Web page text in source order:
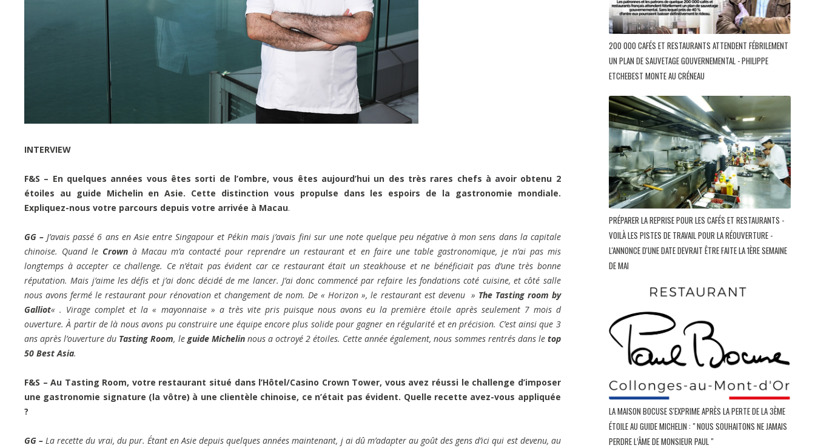
INTERVIEW
F&S – En quelques années vous êtes sorti de l’ombre, vous êtes aujourd’hui un des très rares chefs à avoir obtenu 2
étoiles au guide Michelin en Asie. Cette distinction vous propulse dans les espoirs de la gastronomie mondiale.
Expliquez-nous votre parcours depuis votre arrivée à Macau.
GG – J’avais passé 6 ans en Asie entre Singapour et Pékin mais j’avais fini sur une note quelque peu négative à mon sens dans la capitale
chinoise. Quand leCrown à Macau m’a contacté pour reprendre un restaurant et en faire une table gastronomique, je n’ai pas mis
longtemps à accepter ce challenge. Ce n’était pas évident car ce restaurant était un steakhouse et ne bénéficiait pas d’une très bonne
réputation. Mais j’aime les défis et j’ai donc décidé de me lancer. J’ai donc commencé par refaire les fondations coté cuisine, et côté salle
nous avons fermé le restaurant pour rénovation et changement de nom. De « Horizon », le restaurant est devenu » The Tasting room by
Galliot« . Virage complet et la « mayonnaise » a très vite pris puisque nous avons eu la première étoile après seulement 7 mois d
ouverture. À partir de là nous avons pu construire une équipe encore plus solide pour gagner en régularité et en précision. C’est ainsi que 3
ans après l’ouverture du Tasting Room, le guide Michelinnous a octroyé 2 étoiles. Cette année également, nous sommes rentrés dans le top
50 Best Asia.
F&S – Au Tasting Room, votre restaurant situé dans l’Hôtel/Casino Crown Tower, vous avez réussi le challenge d’imposer
une gastronomie signature (la vôtre) à une clientèle chinoise, ce n’était pas évident. Quelle recette avez-vous appliquée
?
GG – La recette du vrai, du pur. Étant en Asie depuis quelques années maintenant, j ai dû m’adapter au goût des gens d’ici qui est devenu, au
200 000 CAFÉS ET RESTAURANTS ATTENDENT FÉBRILEMENT
UN PLAN DE SAUVETAGE GOUVERNEMENTAL - PHILIPPE
ETCHEBEST MONTE AU CRÉNEAU
PRÉPARER LA REPRISE POUR LES CAFÉS ET RESTAURANTS -
VOILÀ LES PISTES DE TRAVAIL POUR LA RÉOUVERTURE -
L'ANNONCE D'UNE DATE DEVRAIT ÊTRE FAITE LA 1ÈRE SEMAINE
DE MAI
LA MAISON BOCUSE S'EXPRIME APRÈS LA PERTE DE LA 3ÈME
ÉTOILE AU GUIDE MICHELIN : " NOUS SOUHAITONS NE JAMAIS
PERDRE L’ÂME DE MONSIEUR PAUL "